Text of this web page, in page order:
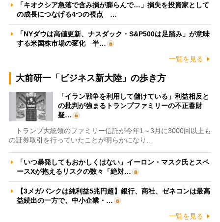
「キオクシア急落で含み損が膨らんで…」損失を投資家として
の成長につなげる4つの視点 …
「NYダウは高値更新、ナスダック・S&P500は足踏み」が意味
する米国株市場の変化 半…
一覧を見る
大前研一「ビジネス新大陸」の歩き方
「イラン戦争を利用して儲けている」利益相反と
の批判が強まるトランプファミリーの不正蓄財
疑…
トランプ大統領のファミリー信託が今年1～3月に3000回以上も
の証券取引を行っていたことが明らかになり…
「いつ暴発してもおかしくはない」イーロン・マスク氏とスペ
ースXが抱えるリスクの数々「絶対…
【3メガバンクは純利益5兆円超】銀行、商社、ゼネコンは最高
益続出の一方で、中小企業・…
一覧を見る